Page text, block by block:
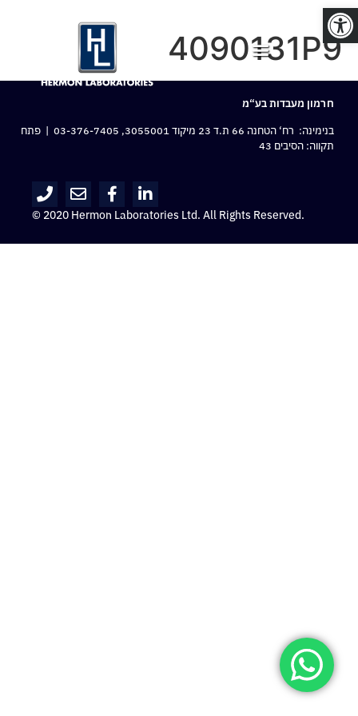
פתח סרגל נגישות
4090131P9
חרמון מעבדות בע“מ
בנימינה: רח‘ הטחנה 66 ת.ד 23 מיקוד 3055001,
03-376-7405 | פתח
תקווה: הסיבים 43
© 2020 Hermon Laboratories Ltd. All Rights Reserved.